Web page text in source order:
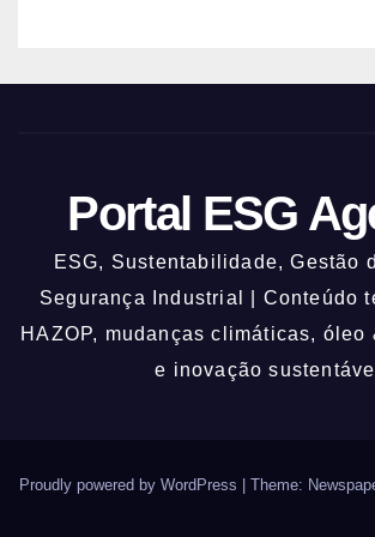
Portal ESG
ESG, Sustentabilidade, Gestão
Segurança Industrial | Conteúdo
HAZOP, mudanças climáticas, óleo
e inovação sustentável
Proudly powered by WordPress Theme: